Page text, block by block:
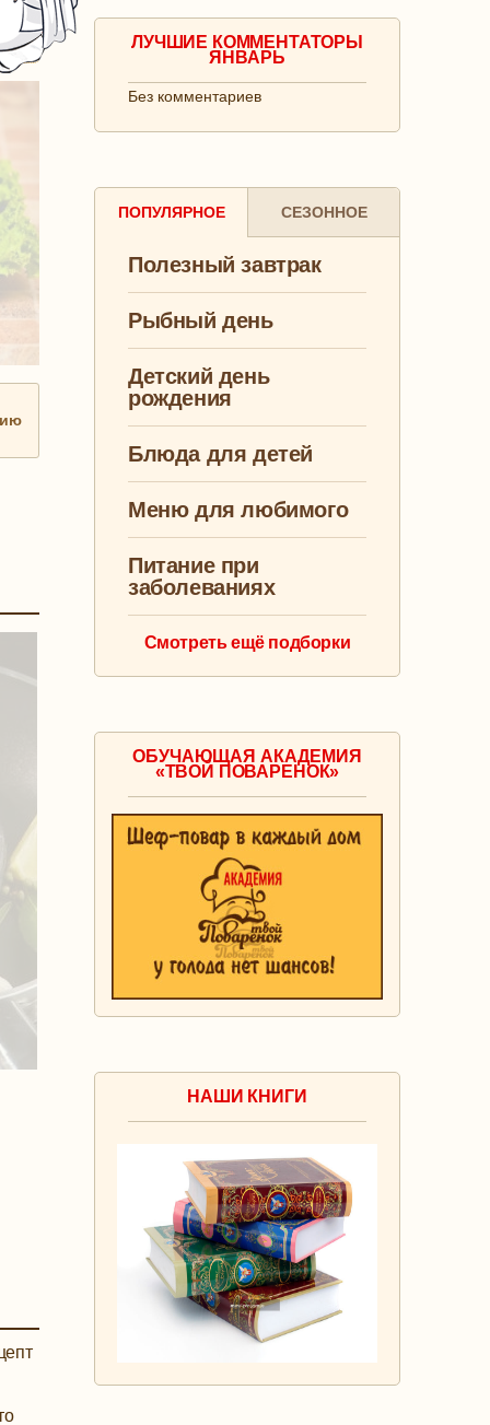
ЛУЧШИЕ КОММЕНТАТОРЫ
ЯНВАРЬ
Без комментариев
ПОПУЛЯРНОЕ СЕЗОННОЕ
Полезный завтрак
Рыбный день
Детский день
рождения
Блюда для детей
Меню для любимого
Питание при
заболеваниях
Смотреть ещё подборки
ОБУЧАЮЩАЯ АКАДЕМИЯ
«ТВОЙ ПОВАРЕНОК»
НАШИ КНИГИ